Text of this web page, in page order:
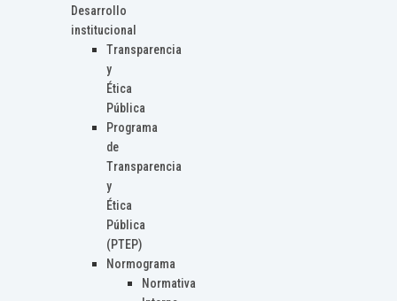
Desarrollo
institucional
Transparencia
y
Ética
Pública
Programa
de
Transparencia
y
Ética
Pública
(PTEP)
Normograma
Normativa